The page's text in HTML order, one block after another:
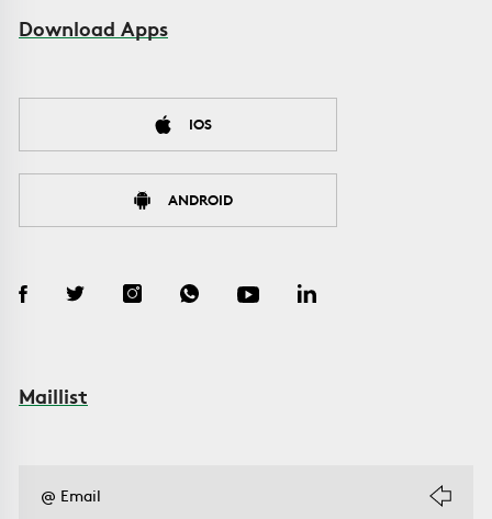
Download Apps
IOS
ANDROID
Maillist